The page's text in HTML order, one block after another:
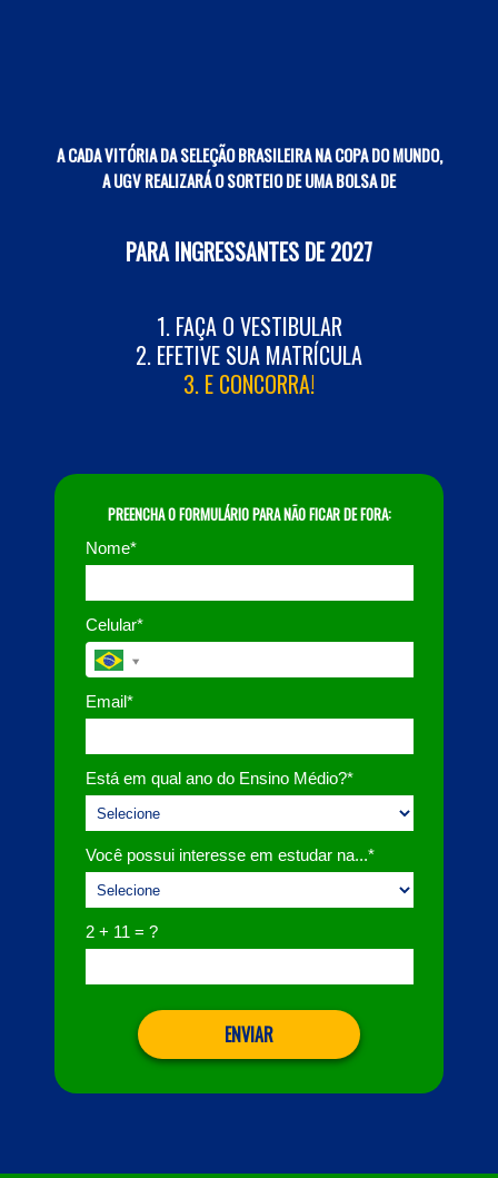
A CADA VITÓRIA DA SELEÇÃO BRASILEIRA NA COPA DO MUNDO,
A UGV REALIZARÁ O SORTEIO DE UMA BOLSA DE
PARA INGRESSANTES DE 2027
1. FAÇA O VESTIBULAR
2. EFETIVE SUA MATRÍCULA
3. E CONCORRA!
PREENCHA O FORMULÁRIO PARA NÃO FICAR DE FORA:
Nome*
Celular*
Email*
Está em qual ano do Ensino Médio?*
Você possui interesse em estudar na...*
2 + 11 = ?
ENVIAR